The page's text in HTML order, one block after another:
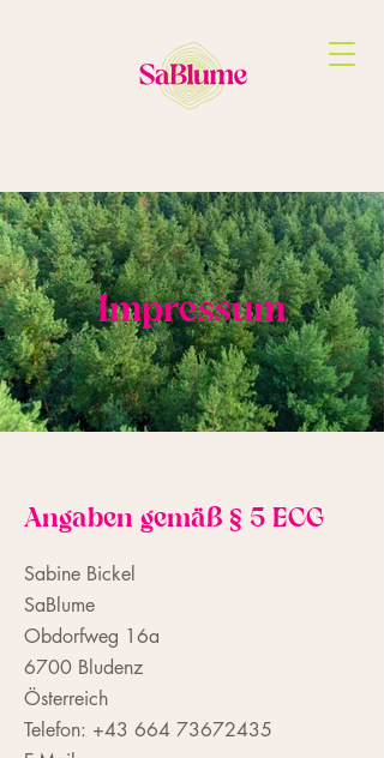
Impressum
Angaben gemäß § 5 ECG
Sabine Bickel
SaBlume
Obdorfweg 16a
6700 Bludenz
Österreich
Telefon: +43 664 73672435